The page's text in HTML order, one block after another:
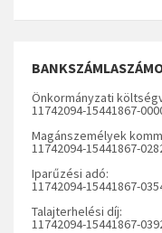
Önkormányzati
11742094-15441867-
Magánszemélyek
11742094-15441867-
Iparűzési adó:
11742094-15441867-
Talajterhelési díj:
11742094-15441867-